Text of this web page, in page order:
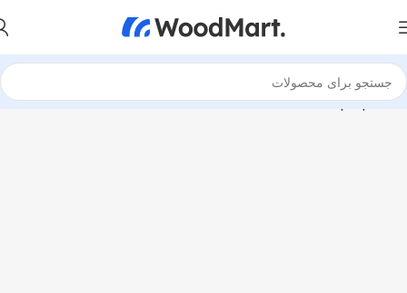
خانه Laptops
Ultrabook